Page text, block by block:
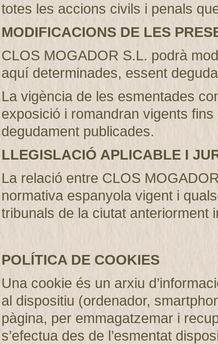
totes les accions civils i penals
MODIFICACIONS DE LES
CLOS MOGADOR S.L. podrà
aquí determinades, essent
La vigència de les esmentades
exposició i romandran vigents
degudament publicades.
LLEGISLACIÓ APLICABLE I
La relació entre CLOS
normativa espanyola vigent i
tribunals de la ciutat anteriorment
POLÍTICA DE COOKIES
Una cookie és un arxiu
al dispositiu (ordenador,
pàgina, per emmagatzemar i
s’efectua des de l’esmentat